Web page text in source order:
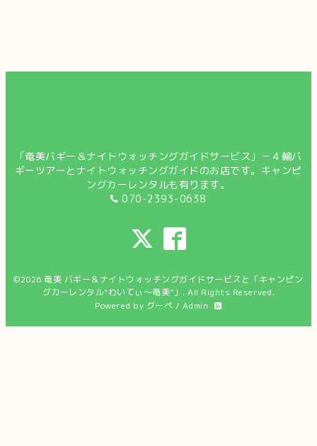
「奄美バギー＆ナイトウォッチングガイドサービス」－４輪バ
ギーツアーとナイトウォッチングガイドのお店です。キャンピ
ングカーレンタルも有ります。
070-2393-0638
©2026 奄美 バギー＆ナイトウォッチングガイドサービスと「キャンピン
グカーレンタル"わいてぃ～奄美”」 . All Rights Reserved.
Powered by グーペ / Admin